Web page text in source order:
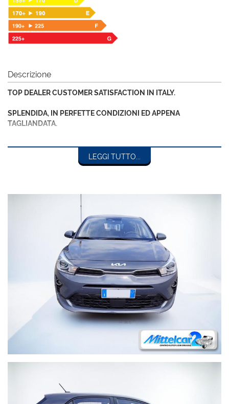
Descrizione
TOP DEALER CUSTOMER SATISFACTION IN ITALY.
SPLENDIDA, IN PERFETTE CONDIZIONI ED APPENA
TAGLIANDATA.
Spese di passaggio di proprietà escluse.
Attenzione: tutti i dati pubblicati, relativi alla descrizione dei
veicoli sono puramente indicativi e possono in qualche caso
essere parziali o modificati.
LEGGI TUTTO...